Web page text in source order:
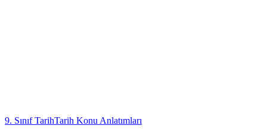
9. Sınıf TarihTarih Konu Anlatımları